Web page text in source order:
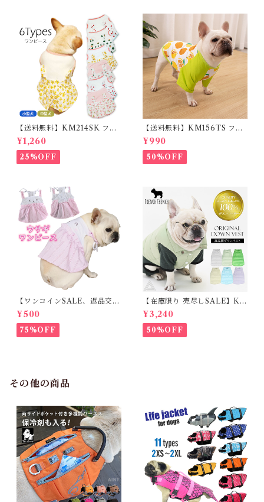
【送料無料】KM214SK フレ
ブル 女の子 スカート ワンピー
ス夏 フリル 犬服 ドックウェア
¥1,260
25%OFF
【送料無料】KM156TS フレ
ブル Tシャツ フレンチブルド
ック レモン柄 犬服 ドックウェ
ア
¥990
50%OFF
【ワンコインSALE、返品交換
不可】KM171SK フレンチブ
ルドック 犬服 女の子 ピンク
スカート
¥500
75%OFF
【在庫限り 売尽しSALE】K
M952Tダウンベスト 100%ダ
ウン・フェザー 犬 犬服 ダウン
ジャケット ベスト フレンチブ
ルドッグ 冬服 極暖 暖かい 可
¥3,240
50%OFF
その他の商品